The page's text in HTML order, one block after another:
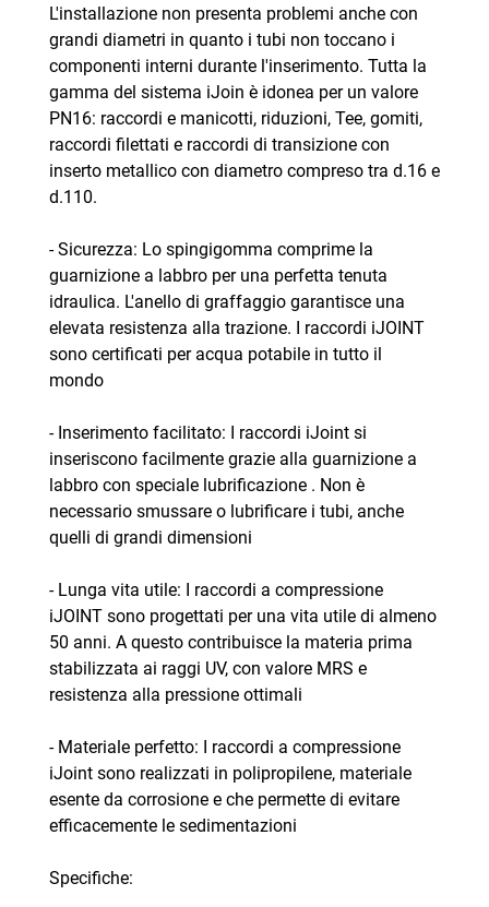
L'installazione non presenta problemi anche con
grandi diametri in quanto i tubi non toccano i
componenti interni durante l'inserimento. Tutta la
gamma del sistema iJoin è idonea per un valore
PN16: raccordi e manicotti, riduzioni, Tee, gomiti,
raccordi filettati e raccordi di transizione con
inserto metallico con diametro compreso tra d.16 e
d.110.
- Sicurezza: Lo spingigomma comprime la
guarnizione a labbro per una perfetta tenuta
idraulica. L'anello di graffaggio garantisce una
elevata resistenza alla trazione. I raccordi iJOINT
sono certificati per acqua potabile in tutto il
mondo
- Inserimento facilitato: I raccordi iJoint si
inseriscono facilmente grazie alla guarnizione a
labbro con speciale lubrificazione . Non è
necessario smussare o lubrificare i tubi, anche
quelli di grandi dimensioni
- Lunga vita utile: I raccordi a compressione
iJOINT sono progettati per una vita utile di almeno
50 anni. A questo contribuisce la materia prima
stabilizzata ai raggi UV, con valore MRS e
resistenza alla pressione ottimali
- Materiale perfetto: I raccordi a compressione
iJoint sono realizzati in polipropilene, materiale
esente da corrosione e che permette di evitare
efficacemente le sedimentazioni
Specifiche: